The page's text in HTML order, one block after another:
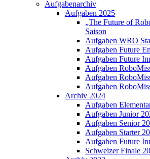
Aufgabenarchiv
Aufgaben 2025
„The Future of
Saison
Aufgaben WRO
Aufgaben Future
Aufgaben Future
Aufgaben
Aufgaben
Aufgaben
Archiv 2024
Aufgaben
Aufgaben Junior
Aufgaben Senior
Aufgaben Starter
Aufgaben Future
Schweizer Finale